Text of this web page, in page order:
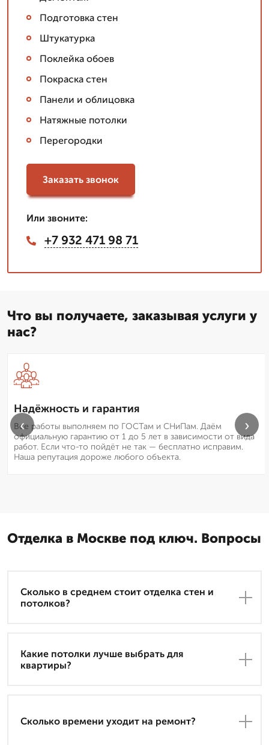
Подготовка стен
Штукатурка
Поклейка обоев
Покраска стен
Панели и облицовка
Натяжные потолки
Перегородки
Заказать звонок
Или звоните:
+7 932 471 98 71
Что вы получаете, заказывая услуги у
нас?
Надёжность и гарантия
Все работы выполняем по ГОСТам и СНиПам. Даём
официальную гарантию от 1 до 5 лет в зависимости от вида
работ. Если что-то пойдёт не так — бесплатно исправим.
Наша репутация дороже любого объекта.
‹ ›
Отделка в Москве под ключ. Вопросы
Сколько в среднем стоит отделка стен и
потолков?
Какие потолки лучше выбрать для
квартиры?
Сколько времени уходит на ремонт?